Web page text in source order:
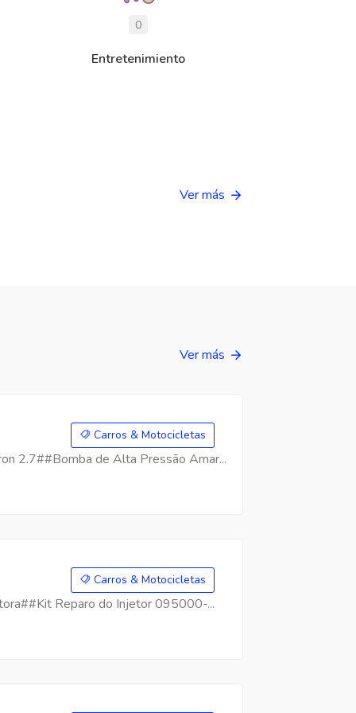
0
Entretenimiento
Ver más
Ver más
Carros & Motocicletas
2.7##Bomba de Alta Pressão Amar...
Carros & Motocicletas
Reparo do Injetor 095000-...